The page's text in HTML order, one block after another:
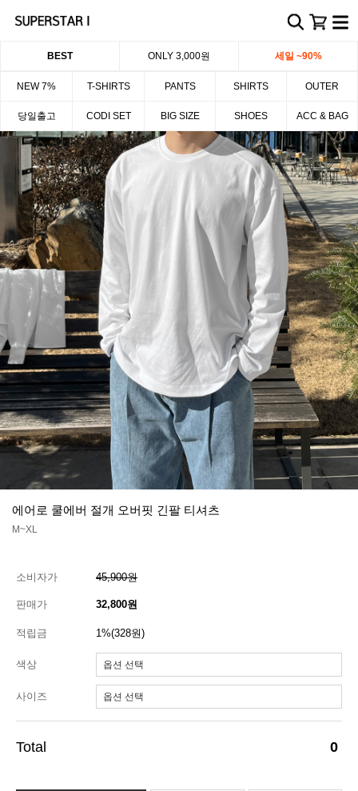
BEST ONLY 3,000원 세일 ~90%
NEW 7% T-SHIRTS PANTS SHIRTS OUTER
당일출고 CODI SET BIG SIZE SHOES ACC & BAG
에어로 쿨에버 절개 오버핏 긴팔 티셔츠
M~XL
소비자가 45,900원
판매가 32,800원
적립금 1%(328원)
색상
사이즈
0